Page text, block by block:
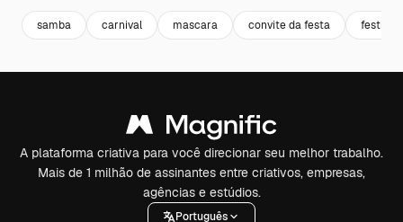
samba carnival mascara convite da festa festival
A plataforma criativa para você direcionar seu melhor trabalho.
Mais de 1 milhão de assinantes entre criativos, empresas,
agências e estúdios.
Português